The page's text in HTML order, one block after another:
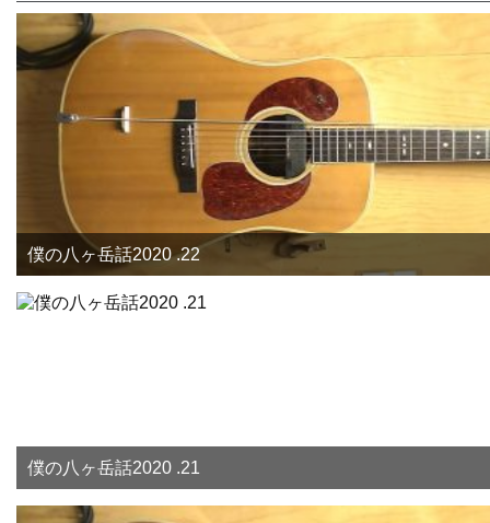
僕の八ヶ岳話2020 .22
僕の八ヶ岳話2020 .21